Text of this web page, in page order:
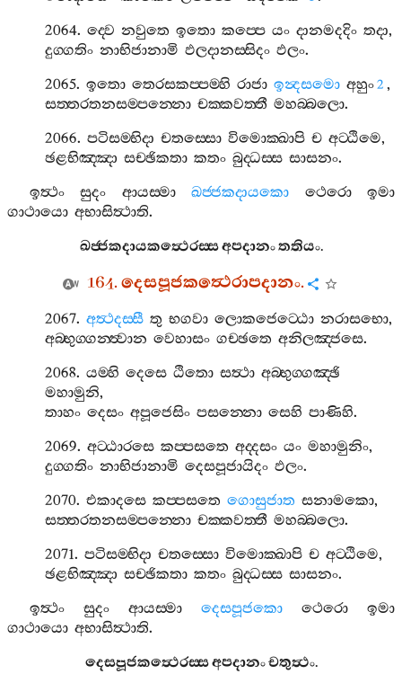
2064.ද‍්වෙ නවුතෙ ඉතො කප‍්පෙ යං දානමදදිං තදා,
දුග‍්ගතිං නාභිජානාමි ඵලදානස‍්සිදං ඵලං.
2065.ඉතො තෙරසකප‍්පම‍්හි රාජා ඉන්‍දසමො අහුං2 ,
සත‍්තරතනසම‍්පන‍්නො චක‍්කවත‍්තී මහබ‍්බලො.
2066.පටිසම‍්භිදා චතස‍්සො විමොක‍්ඛාපි ච අට‍්ඨිමෙ,
ඡළභිඤ‍්ඤා සච‍්ඡිකතා කතං බුද‍්ධස‍්ස සාසනං.
ඉත්‍ථං
සුදං ආයස‍්මා ඛජ‍්ජකදායකො ථෙරො
ඉමා
ගාථායො අභාසිත්‍ථාති.
ඛජ‍්ජකදායකත්‍ථෙරස‍්සඅපදානංතතියං.
164.දෙසපූජකත්‍ථෙරාපදානං.
2067.අත්‍ථදස‍්සී තු භගවා ලොකජෙට‍්ඨො නරාසභො,
අබ‍්භුග‍්ගන‍්ත්‍වාන වෙහාසං ගච‍්ඡතෙ අනිලඤ‍්ජසෙ.
2068.යම‍්හි දෙසෙ ඨිතො සත්‍ථා අබ‍්භුග‍්ගඤ‍්ඡි
මහාමුනි,
තාහං දෙසං අපූජෙසිං පසන‍්නො සෙහි පාණිහි.
2069.අට‍්ඨාරසෙ කප‍්පසතෙ අද‍්දසං යං මහාමුනිං,
දුග‍්ගතිං නාභිජානාමි දෙසපූජායිදං ඵලං.
2070.එකාදසෙ කප‍්පසතෙ ගොසුජාත සනාමකො,
සත‍්තරතනසම‍්පන‍්නො චක‍්කවත‍්තී මහබ‍්බලො.
2071.පටිසම‍්භිදා චතස‍්සො විමොක‍්ඛාපි ච අට‍්ඨිමෙ,
ඡළභිඤ‍්ඤා සච‍්ඡිකතා කතං බුද‍්ධස‍්ස සාසනං.
ඉත්‍ථං
සුදං ආයස‍්මා දෙසපූජකො ථෙරො
ඉමා
ගාථායො අභාසිත්‍ථාති.
දෙසපූජකත්‍ථෙරස‍්සඅපදානංචතුත්‍ථං.